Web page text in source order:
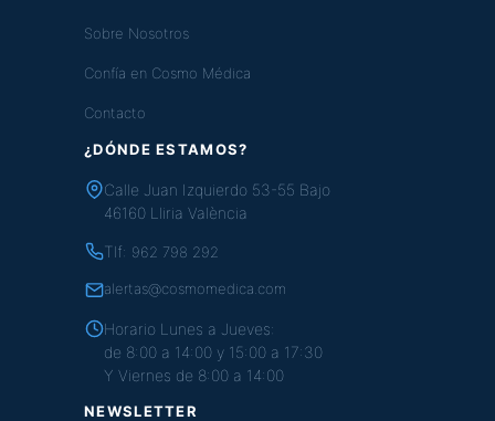
Sobre Nosotros
Confía en Cosmo Médica
Contacto
¿DÓNDE ESTAMOS?
Calle Juan Izquierdo 53-55 Bajo
46160 Lliria València
Tlf: 962 798 292
alertas@cosmomedica.com
Horario Lunes a Jueves:
de 8:00 a 14:00 y 15:00 a 17:30
Y Viernes de 8:00 a 14:00
NEWSLETTER